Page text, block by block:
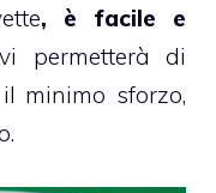
, è facile e
permetterà di
minimo sforzo,